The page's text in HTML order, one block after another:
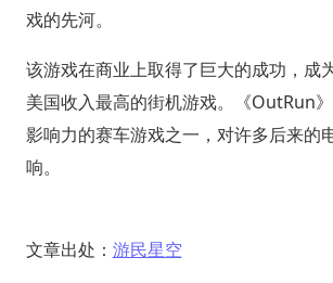
戏的先河。
该游戏在商业上取得了巨大的成功，成
美国收入最高的街机游戏。《OutRun
影响力的赛车游戏之一，对许多后来的
响。
文章出处： 游民星空